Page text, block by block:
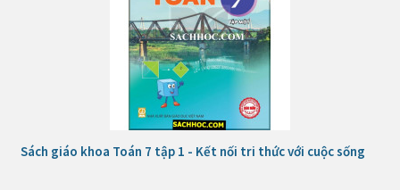
Sách giáo khoa Toán 7 tập 1 - Kết nối tri thức với cuộc sống